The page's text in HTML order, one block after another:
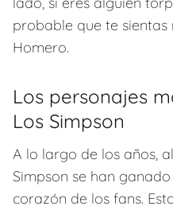
probable que te
Homero.
Los personajes
Los Simpson
A lo largo de los años,
Simpson se han
corazón de los fans.